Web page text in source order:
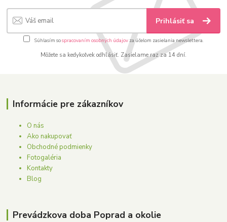
Prihlásiť sa
Súhlasím sospracovaním osobných údajov za účelom zasielania newslettera.
Môžete sa kedykoľvek odhlásiť. Zasielame raz za 14 dní.
Informácie pre zákazníkov
O nás
Ako nakupovať
Obchodné podmienky
Fotogaléria
Kontakty
Blog
Prevádzkova doba Poprad a okolie